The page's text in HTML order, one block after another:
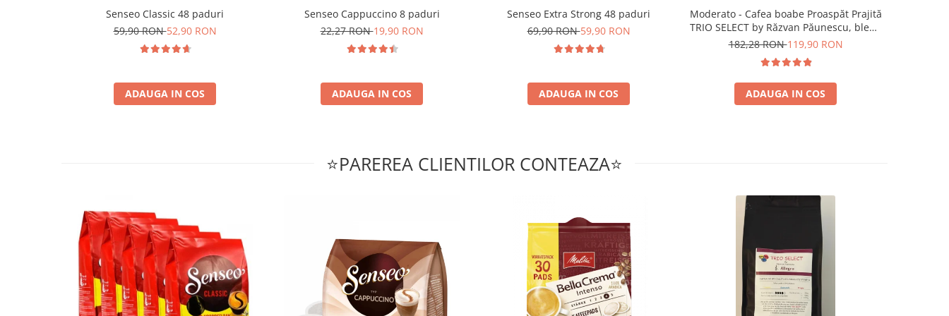
Senseo Classic 48 paduri
59,90 RON52,90 RON
ADAUGA IN COS
Senseo Cappuccino 8 paduri
22,27 RON19,90 RON
ADAUGA IN COS
Senseo Extra Strong 48 paduri
69,90 RON59,90 RON
ADAUGA IN COS
Moderato - Cafea boabe Proaspăt Prajită
TRIO SELECT by Răzvan Păunescu, blend
100% Arabica
182,28 RON119,90 RON
ADAUGA IN COS
⭐PAREREA CLIENTILOR CONTEAZA⭐